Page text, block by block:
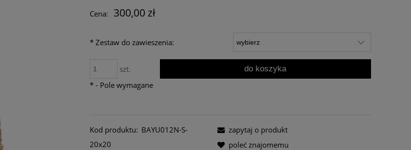
Cena:
300,00 zł
*Zestaw do zawieszenia:
szt.
do koszyka
*- Pole wymagane
Kod produktu: BAYU012N-S-
20x20
zapytaj o produkt
poleć znajomemu